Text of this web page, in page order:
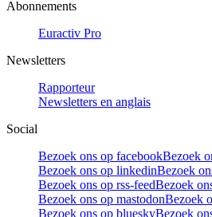
Abonnements
Euractiv Pro
Newsletters
Rapporteur
Newsletters en anglais
Social
Bezoek ons op facebookBezoek
Bezoek ons op linkedinBezoek
Bezoek ons op rss-feedBezoek
Bezoek ons op mastodonBezoek
Bezoek ons op blueskyBezoek